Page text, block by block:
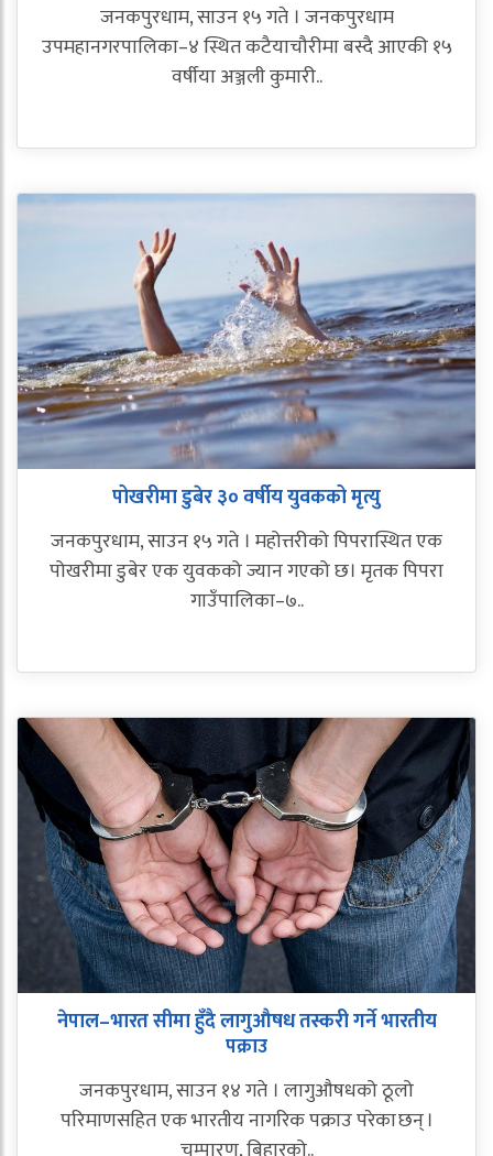
जनकपुरधाम, साउन १५ गते । जनकपुरधाम
उपमहानगरपालिका–४ स्थित कटैयाचौरीमा बस्दै आएकी १५
वर्षीया अञ्जली कुमारी..
पोखरीमा डुबेर ३० वर्षीय युवकको मृत्यु
जनकपुरधाम, साउन १५ गते । महोत्तरीको पिपरास्थित एक
पोखरीमा डुबेर एक युवकको ज्यान गएको छ। मृतक पिपरा
गाउँपालिका–७..
नेपाल–भारत सीमा हुँदै लागुऔषध तस्करी गर्ने भारतीय
पक्राउ
जनकपुरधाम, साउन १४ गते । लागुऔषधको ठूलो
परिमाणसहित एक भारतीय नागरिक पक्राउ परेका छन् ।